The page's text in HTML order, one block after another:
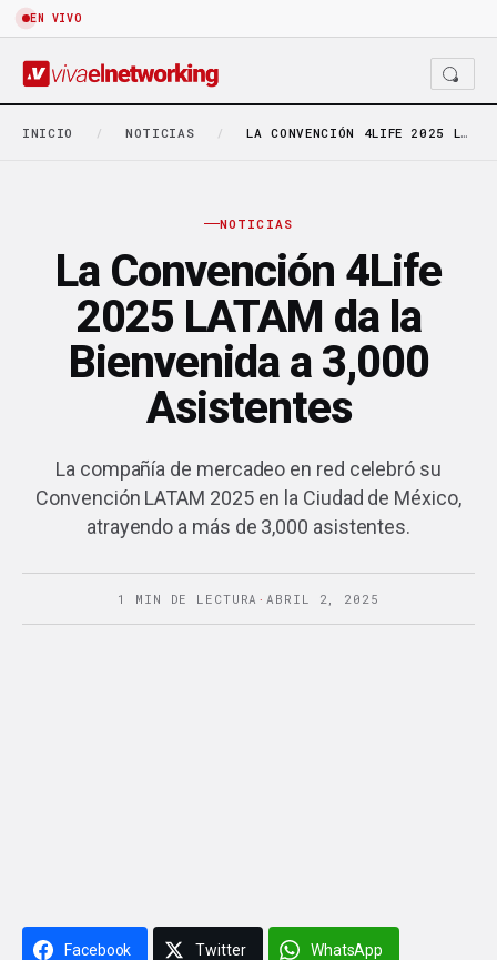
EN VIVO
INICIO / NOTICIAS / LA CONVENCIÓN 4LIFE 2025 LATAM DA LA BIENVENIDA…
NOTICIAS
La Convención 4Life
2025 LATAM da la
Bienvenida a 3,000
Asistentes
La compañía de mercadeo en red celebró su
Convención LATAM 2025 en la Ciudad de México,
atrayendo a más de 3,000 asistentes.
1 MIN DE LECTURA · ABRIL 2, 2025
Facebook Twitter WhatsApp